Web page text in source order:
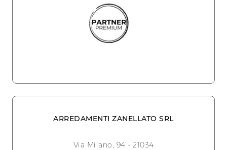
ARREDAMENTI ZANELLATO SRL
Via Milano, 94 - 21034